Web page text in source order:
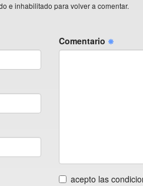
e inhabilitado para volver a comentar.
Comentario
acepto las